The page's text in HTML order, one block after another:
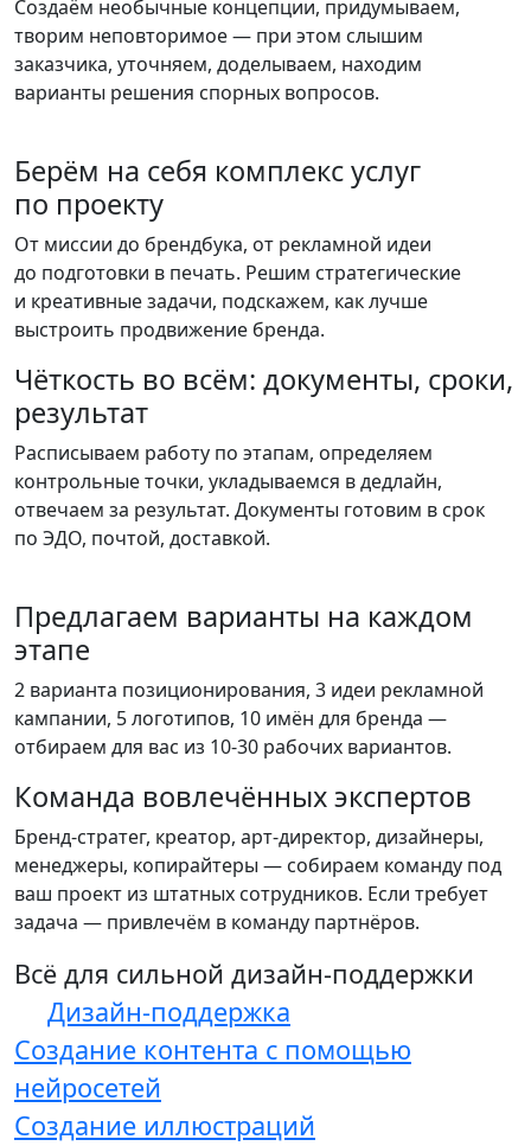
Создаём необычные концепции, придумываем,
творим неповторимое — при этом слышим
заказчика, уточняем, доделываем, находим
варианты решения спорных вопросов.
Берём на себя комплекс услуг
по проекту
От миссии до брендбука, от рекламной идеи
до подготовки в печать. Решим стратегические
и креативные задачи, подскажем, как лучше
выстроить продвижение бренда.
Чёткость во всём: документы, сроки,
результат
Расписываем работу по этапам, определяем
контрольные точки, укладываемся в дедлайн,
отвечаем за результат. Документы готовим в срок
по ЭДО, почтой, доставкой.
Предлагаем варианты на каждом
этапе
2 варианта позиционирования, 3 идеи рекламной
кампании, 5 логотипов, 10 имён для бренда —
отбираем для вас из 10-30 рабочих вариантов.
Команда вовлечённых экспертов
Бренд-стратег, креатор, арт-директор, дизайнеры,
менеджеры, копирайтеры — собираем команду под
ваш проект из штатных сотрудников. Если требует
задача — привлечём в команду партнёров.
Всё для сильной дизайн-поддержки
Дизайн-поддержка
Создание контента с помощью
нейросетей
Создание иллюстраций